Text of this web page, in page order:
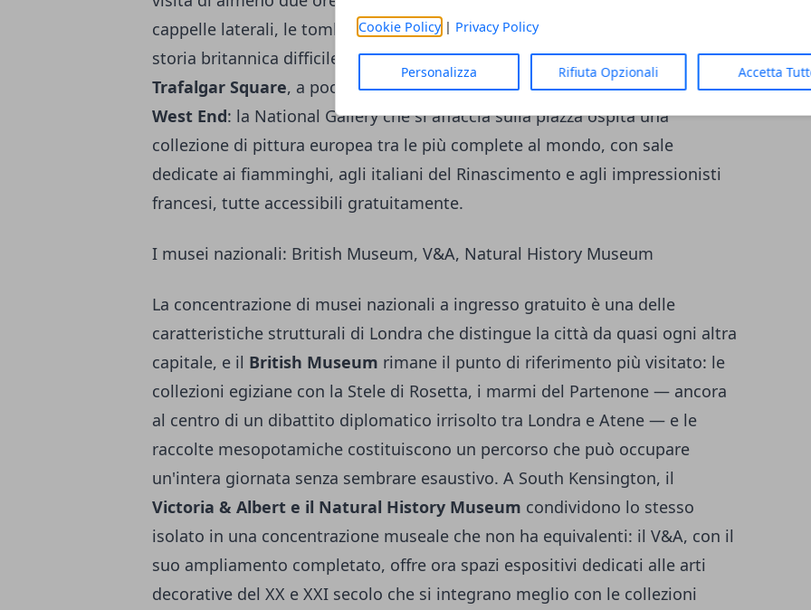
Cookie Policy| Privacy Policy
Personalizza Rifiuta Opzionali Accetta
cappelle laterali, le tombe reali e il Poets' Corner offrono una sintesi della
storia britannica difficile da trovare altrove in uno spazio così concentrato.
Trafalgar Square, a poca distanza, funge da snodo traWestminster e il
West End: la National Gallery che si affaccia sulla piazza ospita una
collezione di pittura europea tra le più complete al mondo, con sale
dedicate ai fiamminghi, agli italiani del Rinascimento e agli impressionisti
francesi, tutte accessibili gratuitamente.
I musei nazionali: British Museum, V&A, Natural History Museum
La concentrazione di musei nazionali a ingresso gratuito è una delle
caratteristiche strutturali di Londra che distingue la città da quasi ogni altra
capitale, e il British Museum rimane il punto di riferimento più visitato: le
collezioni egiziane con la Stele di Rosetta, i marmi del Partenone — ancora
al centro di un dibattito diplomatico irrisolto tra Londra e Atene — e le
raccolte mesopotamiche costituiscono un percorso che può occupare
un'intera giornata senza sembrare esaustivo. A South Kensington, il
Victoria & Albert e il Natural History Museum condividono lo stesso
isolato in una concentrazione museale che non ha equivalenti: il V&A, con il
suo ampliamento completato, offre ora spazi espositivi dedicati alle arti
decorative del XX e XXI secolo che si integrano meglio con le collezioni